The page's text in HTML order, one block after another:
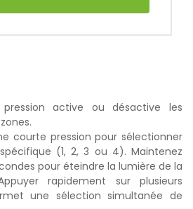
active ou désactive les
courte pression pour sélectionner
(1, 2, 3 ou 4). Maintenez
pour éteindre la lumière de la
rapidement sur plusieurs
une sélection simultanée de